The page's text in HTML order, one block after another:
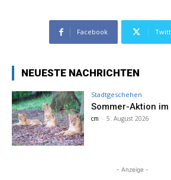
Facebook
NEUESTE NACHRICHTEN
Stadtgeschehen
Sommer-Aktion
cm - 5. August 2026
- Anzeige -